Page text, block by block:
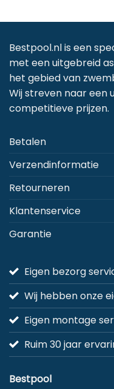
Bestpool.nl is een
met een uitgebreid
het gebied van
Wij streven naar een
competitieve prijzen.
Betalen
Verzendinformatie
Retourneren
Klantenservice
Garantie
Eigen bezorg
Wij hebben onze
Eigen montage
Ruim 30 jaar
Bestpool